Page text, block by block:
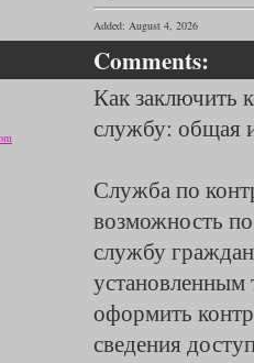
Added: August 4, 2026
Comments:
Как заключить
службу: общая
Служба по
возможность
службу
установленным
оформить
сведения